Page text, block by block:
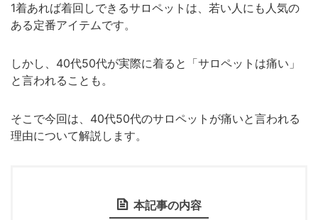
1着あれば着回しできるサロペットは、若い人にも人気の
ある定番アイテムです。
しかし、40代50代が実際に着ると「サロペットは痛い」
と言われることも。
そこで今回は、40代50代のサロペットが痛いと言われる
理由について解説します。
本記事の内容